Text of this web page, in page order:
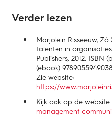
Verder lezen
Marjolein Risseeuw,
talenten in
Publishers, 2012. ISBN
(ebook)
Zie website:
https://
Kijk ook op de
management